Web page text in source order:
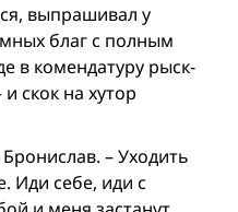
выпрашивал у
благ с полным
в комендатуру рыск-
скок на хутор
– Уходить
Иди себе, иди с